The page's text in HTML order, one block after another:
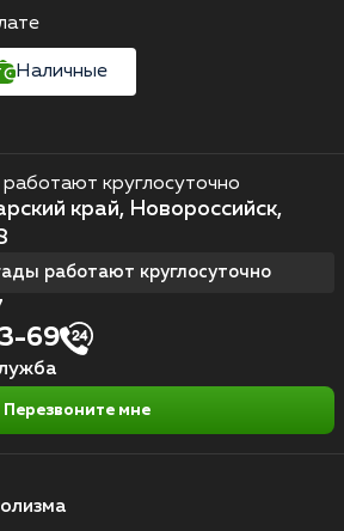
круглосуточно
край, Новороссийск,
работают круглосуточно
69
Перезвоните мне
Наличные